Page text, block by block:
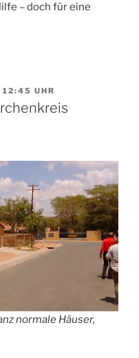
– doch für eine
12:45 UHR
normale Häuser,